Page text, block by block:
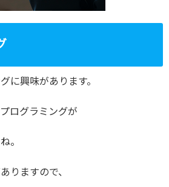
に興味があります。
ログラミングが
。
りますので、